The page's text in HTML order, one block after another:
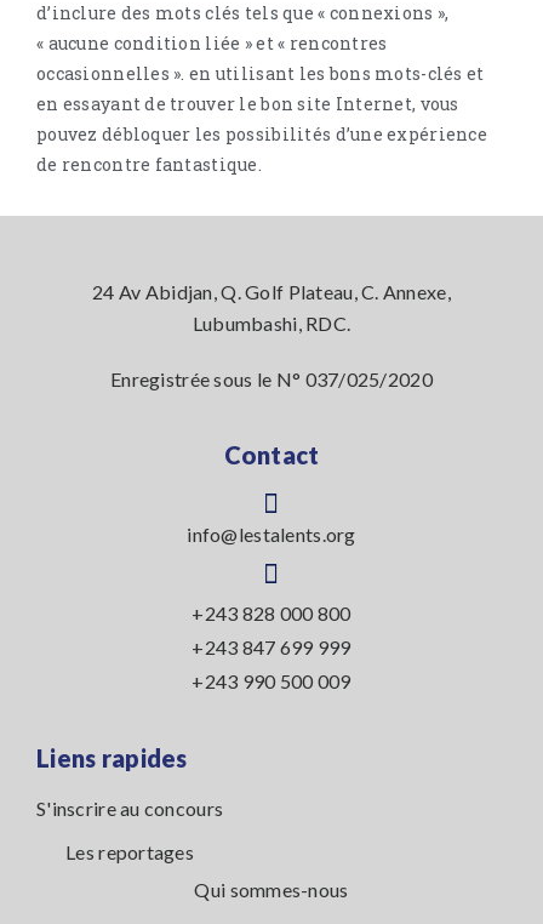
d’inclure des mots clés tels que « connexions »,
« aucune condition liée » et « rencontres
occasionnelles ». en utilisant les bons mots-clés et
en essayant de trouver le bon site Internet, vous
pouvez débloquer les possibilités d’une expérience
de rencontre fantastique.
24 Av Abidjan, Q. Golf Plateau, C. Annexe,
Lubumbashi, RDC.
Enregistrée sous le N° 037/025/2020
Contact
info@lestalents.org
+243 828 000 800
+243 847 699 999
+243 990 500 009
Liens rapides
S'inscrire au concours
Les reportages
Qui sommes-nous